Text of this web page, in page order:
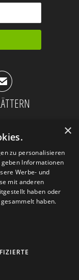
×
zu personalisieren
Informationen
Werbe- und
mit anderen
haben oder
haben.